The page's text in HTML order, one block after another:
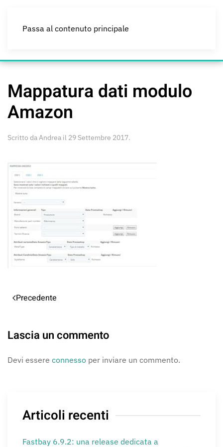
Passa al contenuto principale
Mappatura dati modulo
Amazon
Scritto daAndrea il 29 Settembre 2017.
Precedente
Lascia un commento
Devi essere connesso per inviare un commento.
Articoli recenti
Fastbay 6.9.2: una release dedicata a